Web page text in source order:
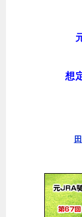
想